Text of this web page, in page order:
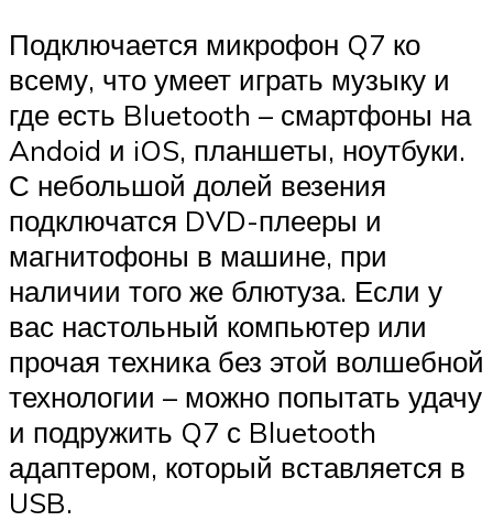
Подключается микрофон Q7 ко
всему, что умеет играть музыку и
где есть Bluetooth – смартфоны на
Andoid и iOS, планшеты, ноутбуки.
С небольшой долей везения
подключатся DVD-плееры и
магнитофоны в машине, при
наличии того же блютуза. Если у
вас настольный компьютер или
прочая техника без этой волшебной
технологии – можно попытать удачу
и подружить Q7 с Bluetooth
адаптером, который вставляется в
USB.